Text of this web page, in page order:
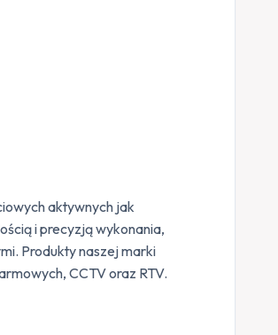
aktywnych jak
i precyzją wykonania,
Produkty naszej marki
CCTV oraz RTV.